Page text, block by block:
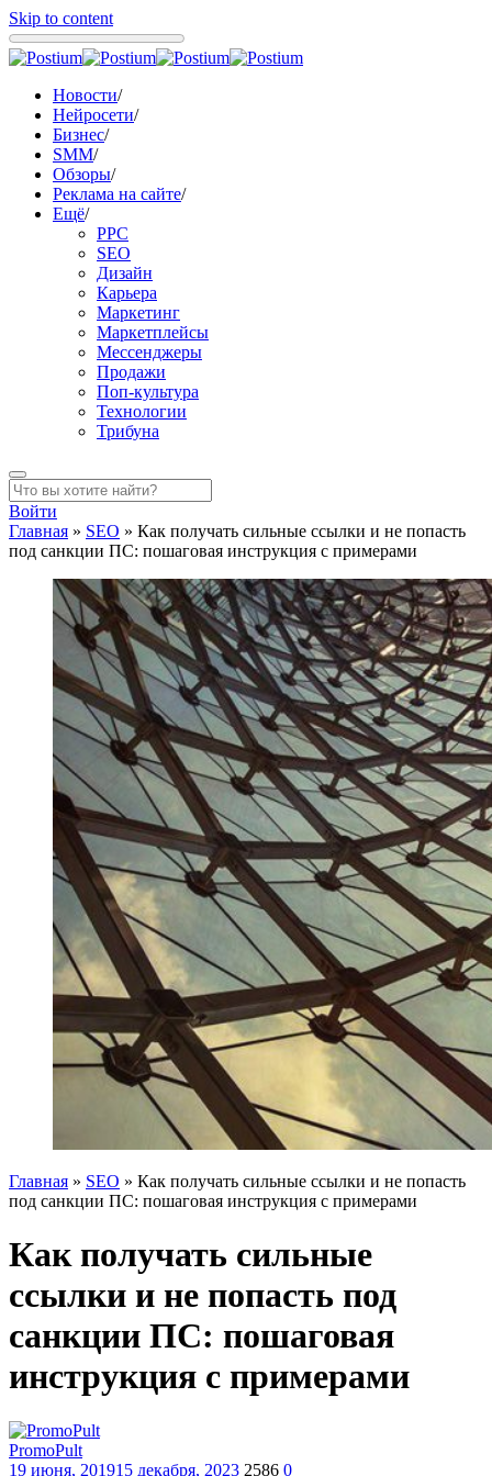
Skip to content
Новости/
Нейросети/
Бизнес/
SMM/
Обзоры/
Реклама на сайте/
Ещё/
PPC
SEO
Дизайн
Карьера
Маркетинг
Маркетплейсы
Мессенджеры
Продажи
Поп-культура
Технологии
Трибуна
Войти
Главная » SEO » Как получать сильные ссылки и не попасть
под санкции ПС: пошаговая инструкция с примерами
Главная » SEO » Как получать сильные ссылки и не попасть
под санкции ПС: пошаговая инструкция с примерами
Как получать сильные
ссылки и не попасть под
санкции ПС: пошаговая
инструкция с примерами
PromoPult
19 июня, 201915 декабря, 2023 2586 0